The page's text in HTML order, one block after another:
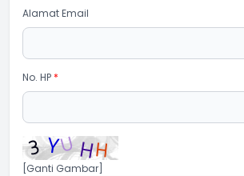
Alamat Email
No. HP *
[Ganti Gambar]